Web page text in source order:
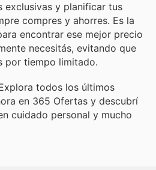
exclusivas y planificar tus
compres y ahorres. Es la
encontrar ese mejor precio
necesitás, evitando que
por tiempo limitado.
todos los últimos
en 365 Ofertas y descubrí
cuidado personal y mucho